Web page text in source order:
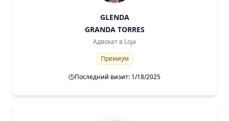
GLENDA
GRANDA TORRES
Адвокат в Loja
Премиум
Последний визит: 1/18/2025